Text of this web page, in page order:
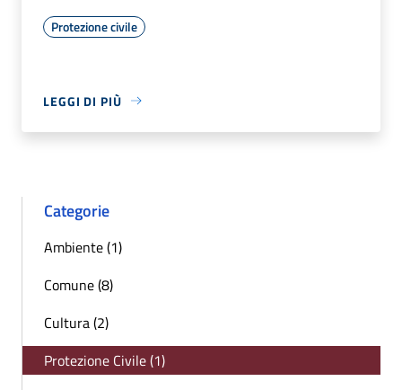
Protezione civile
LEGGI DI PIÙ
Categorie
Ambiente (1)
Comune (8)
Cultura (2)
Protezione Civile (1)